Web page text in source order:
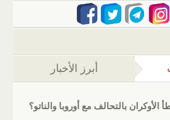
(علامة التبويب النشطة)
أبرز الأخبار
الأوكران بالتحالف مع أوروبا والناتو؟